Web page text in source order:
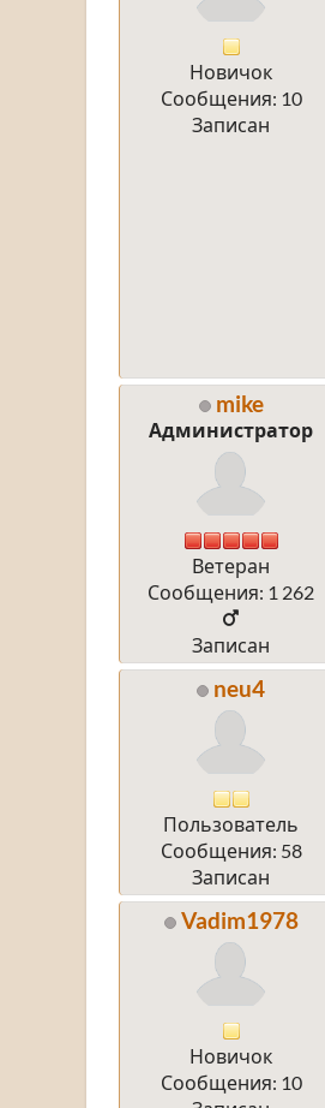
Новичок
Сообщения: 10
Записан
mike
Администратор
Ветеран
Сообщения: 1 262
Записан
neu4
Пользователь
Сообщения: 58
Записан
Vadim1978
Новичок
Сообщения: 10